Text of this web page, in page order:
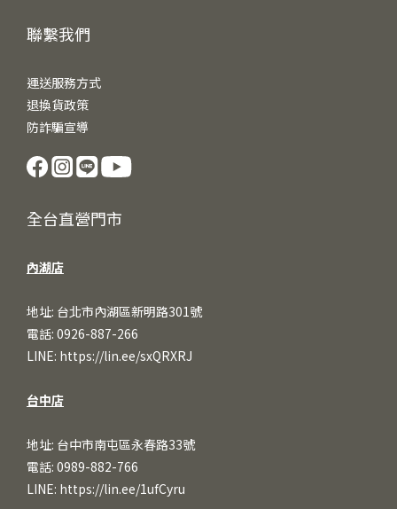
聯繫我們
運送服務方式
退換貨政策
防詐騙宣導
全台直營門市
內湖店
地址: 台北市內湖區新明路301號
電話: 0926-887-266
LINE: https://lin.ee/sxQRXRJ
台中店
地址: 台中市南屯區永春路33號
電話: 0989-882-766
LINE: https://lin.ee/1ufCyru